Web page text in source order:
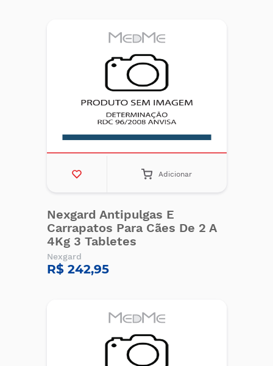
Adicionar
Nexgard Antipulgas E
Carrapatos Para Cães De 2 A
4Kg 3 Tabletes
Nexgard
R$ 242,95